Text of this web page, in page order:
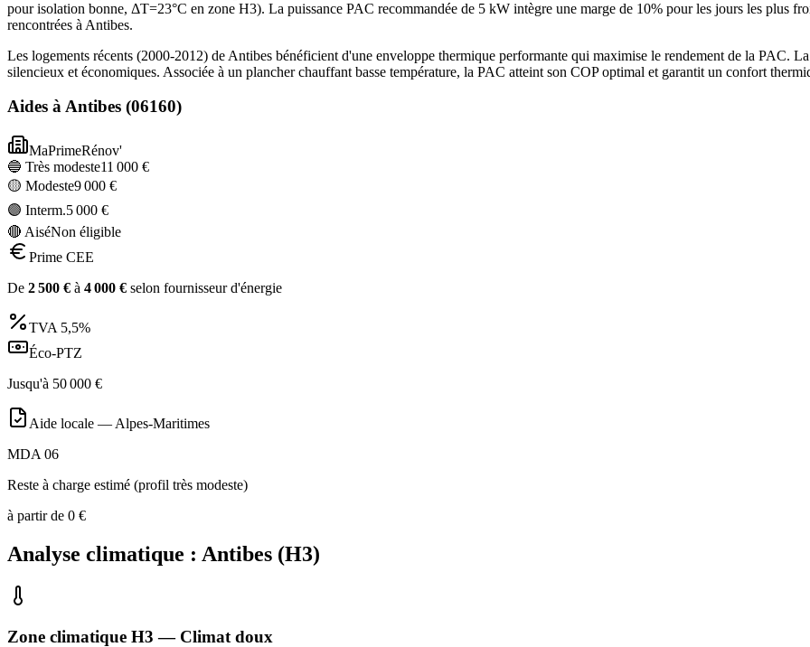
pour isolation bonne, ΔT=23°C en zone H3). La puissance PAC recommandée de 5 kW intègre une marge de 10% pour les jours les plus
rencontrées à Antibes.
Les logements récents (2000-2012) de Antibes bénéficient d'une enveloppe thermique performante qui maximise le rendement de la PAC.
silencieux et économiques. Associée à un plancher chauffant basse température, la PAC atteint son COP optimal et garantit un confort
Aides àAntibes (06160)
MaPrimeRénov'
🔵 Très modeste11 000 €
🟡 Modeste9 000 €
🟣 Interm.5 000 €
🔴 AiséNon éligible
Prime CEE
De 2 500 € à 4 000 € selon fournisseur d'énergie
TVA 5,5%
Éco-PTZ
Jusqu'à 50 000 €
Aide locale — Alpes-Maritimes
MDA 06
Reste à charge estimé (profil très modeste)
à partir de 0 €
Analyse climatique : Antibes (H3)
Zone climatique H3 — Climat doux